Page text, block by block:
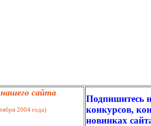
сайта
2004 года)
Подпишитесь
конкурсов,
новинках